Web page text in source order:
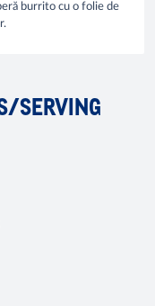
burrito cu o folie de
SERVING